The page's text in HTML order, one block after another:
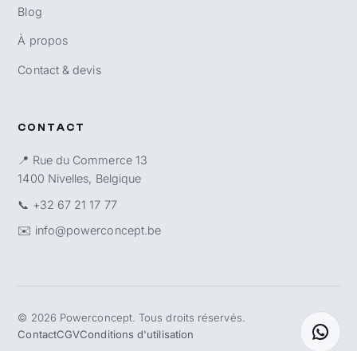
Blog
À propos
Contact & devis
CONTACT
📍 Rue du Commerce 13
1400 Nivelles, Belgique
📞 +32 67 21 17 77
✉️ info@powerconcept.be
© 2026 Powerconcept. Tous droits réservés.
ContactCGVConditions d'utilisation